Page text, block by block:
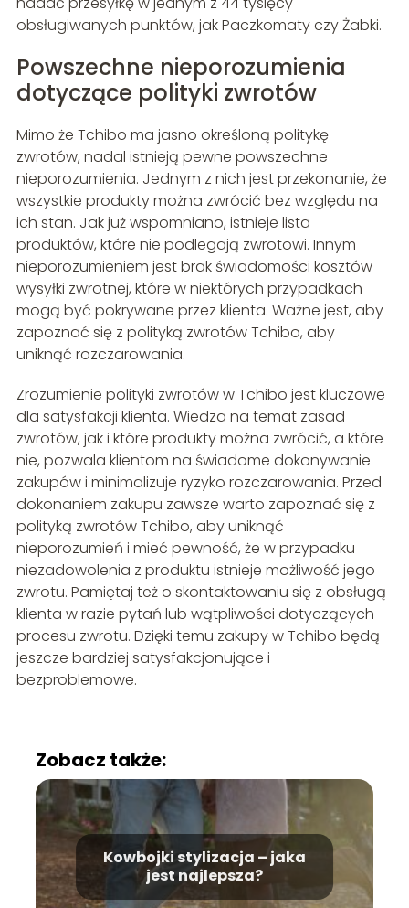
obsługiwanych punktów, jak Paczkomaty czy Żabki.
Powszechne nieporozumienia
dotyczące polityki zwrotów
Mimo że Tchibo ma jasno określoną politykę
zwrotów, nadal istnieją pewne powszechne
nieporozumienia. Jednym z nich jest przekonanie, że
wszystkie produkty można zwrócić bez względu na
ich stan. Jak już wspomniano, istnieje lista
produktów, które nie podlegają zwrotowi. Innym
nieporozumieniem jest brak świadomości kosztów
wysyłki zwrotnej, które w niektórych przypadkach
mogą być pokrywane przez klienta. Ważne jest, aby
zapoznać się z polityką zwrotów Tchibo, aby
uniknąć rozczarowania.
Zrozumienie polityki zwrotów w Tchibo jest kluczowe
dla satysfakcji klienta. Wiedza na temat zasad
zwrotów, jak i które produkty można zwrócić, a które
nie, pozwala klientom na świadome dokonywanie
zakupów i minimalizuje ryzyko rozczarowania. Przed
dokonaniem zakupu zawsze warto zapoznać się z
polityką zwrotów Tchibo, aby uniknąć
nieporozumień i mieć pewność, że w przypadku
niezadowolenia z produktu istnieje możliwość jego
zwrotu. Pamiętaj też o skontaktowaniu się z obsługą
klienta w razie pytań lub wątpliwości dotyczących
procesu zwrotu. Dzięki temu zakupy w Tchibo będą
jeszcze bardziej satysfakcjonujące i
bezproblemowe.
Zobacz także:
Kowbojki stylizacja – jaka
jest najlepsza?